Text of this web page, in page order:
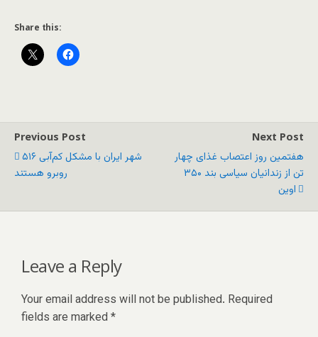
Share this:
Previous Post
۵۱۶ شهر ایران با مشکل کم‌آبی
روبرو هستند
Next Post
هفتمین روز اعتصاب غذای چهار
تن از زندانیان سیاسی بند ۳۵۰
اوین
Leave a Reply
Your email address will not be published. Required
fields are marked *